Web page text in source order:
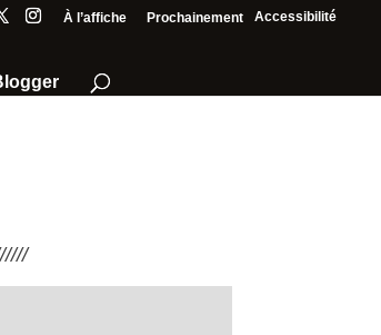
Accessibilité
À l’affiche Prochainement